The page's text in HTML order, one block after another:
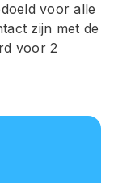
voor alle
zijn met de
voor 2